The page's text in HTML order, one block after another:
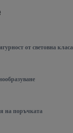
от световна класа
на поръчката